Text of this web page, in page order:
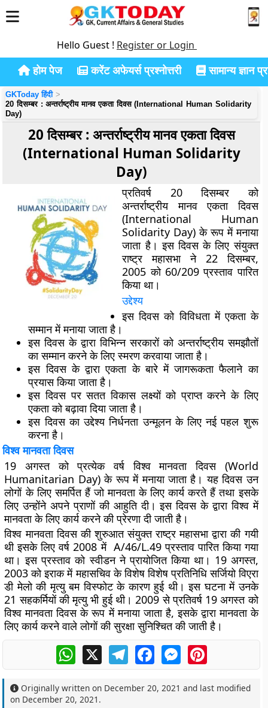
Hello Guest ! Register or Login
होम पेज करेंट अफेयर्स प्रश्नोत्तरी सामान्य ज्ञान
GKToday हिंदी
20 दिसम्बर : अन्तर्राष्ट्रीय मानव एकता दिवस (International Human Solidarity
Day)
20 दिसम्बर : अन्तर्राष्ट्रीय मानव एकता दिवस
(International Human Solidarity
Day)
प्रतिवर्ष 20 दिसम्बर को
अन्तर्राष्ट्रीय मानव एकता दिवस
(International Human
Solidarity Day) के रूप में मनाया
जाता है। इस दिवस के लिए संयुक्त
राष्ट्र महासभा ने 22 दिसम्बर,
2005 को 60/209 प्रस्ताव पारित
किया था।
उद्देश्य
इस दिवस को विविधता में एकता के
सम्मान में मनाया जाता है।
इस दिवस के द्वारा विभिन्न सरकारों को अन्तर्राष्ट्रीय समझौतों
का सम्मान करने के लिए स्मरण करवाया जाता है।
इस दिवस के द्वारा एकता के बारे में जागरूकता फैलाने का
प्रयास किया जाता है।
इस दिवस पर सतत विकास लक्ष्यों को प्राप्त करने के लिए
एकता को बढ़ावा दिया जाता है।
इस दिवस का उद्देश्य निर्धनता उन्मूलन के लिए नई पहल शुरू
करना है।
विश्व मानवता दिवस
19 अगस्त को प्रत्येक वर्ष विश्व मानवता दिवस (World
Humanitarian Day) के रूप में मनाया जाता है। यह दिवस उन
लोगों के लिए समर्पित हैं जो मानवता के लिए कार्य करते हैं तथा इसके
लिए उन्होंने अपने प्राणों की आहुति दी। इस दिवस के द्वारा विश्व में
मानवता के लिए कार्य करने की प्रेरणा दी जाती है।
विश्व मानवता दिवस की शुरुआत संयुक्त राष्ट्र महासभा द्वारा की गयी
थी इसके लिए वर्ष 2008 में A/46/L.49 प्रस्ताव पारित किया गया
था। इस प्रस्ताव को स्वीडन ने प्रायोजित किया था। 19 अगस्त,
2003 को इराक में महासचिव के विशेष विशेष प्रतिनिधि सर्जियो विएरा
डी मेलो की मृत्यु बम विस्फोट के कारण हुई थी। इस घटना में उनके
21 सहकर्मियों की मृत्यु भी हुई थी। 2009 से प्रतिवर्ष 19 अगस्त को
विश्व मानवता दिवस के रूप में मनाया जाता है, इसके द्वारा मानवता के
लिए कार्य करने वाले लोगों की सुरक्षा सुनिश्चित की जाती है।
WhatsApp
X TelegramFacebookMessengerPinterest
Originally written on December 20, 2021 and last modified
on December 20, 2021 .